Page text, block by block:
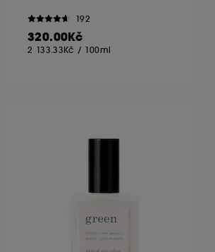
192
320.00Kč
2 133.33Kč / 100ml